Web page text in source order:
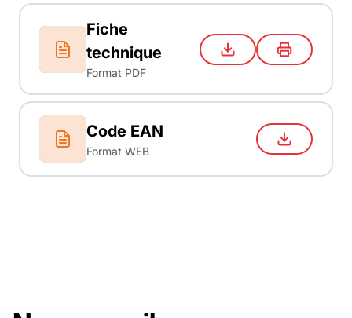
Fiche
technique
Format PDF
Code EAN
Format WEB